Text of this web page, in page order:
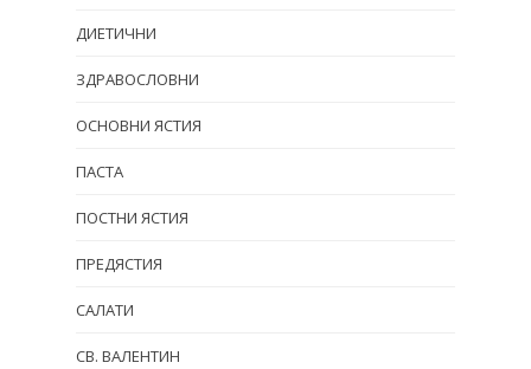
ДИЕТИЧНИ
ЗДРАВОСЛОВНИ
ОСНОВНИ ЯСТИЯ
ПАСТА
ПОСТНИ ЯСТИЯ
ПРЕДЯСТИЯ
САЛАТИ
СВ. ВАЛЕНТИН